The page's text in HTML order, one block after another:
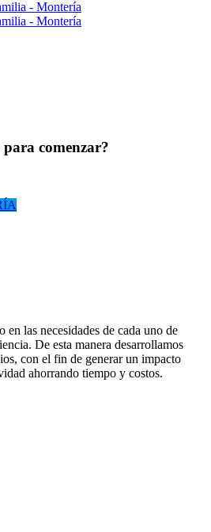
comenzar?
en las necesidades de cada uno de
De esta manera desarrollamos
con el fin de generar un impacto
ahorrando tiempo y costos.